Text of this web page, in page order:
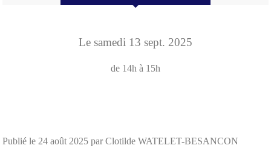
Le samedi 13 sept. 2025
de 14h à 15h
Publié le 24 août 2025 par Clotilde WATELET-BESANCON